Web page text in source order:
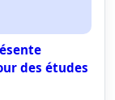
des études